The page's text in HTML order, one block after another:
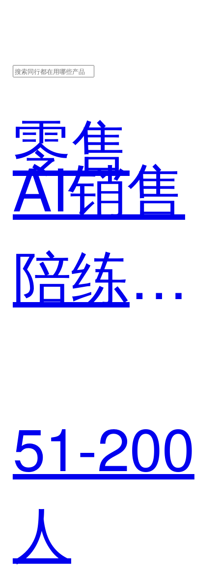
零售
AI销售
陪练落
例：迈
富时赋
51-200
人